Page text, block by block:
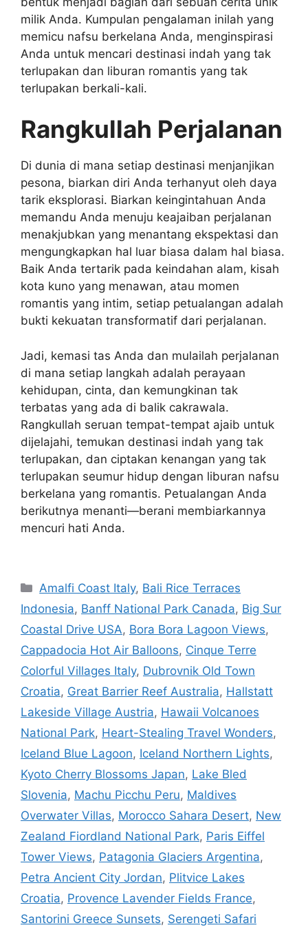
milik Anda. Kumpulan pengalaman inilah yang
memicu nafsu berkelana Anda, menginspirasi
Anda untuk mencari destinasi indah yang tak
terlupakan dan liburan romantis yang tak
terlupakan berkali-kali.
Rangkullah Perjalanan
Di dunia di mana setiap destinasi menjanjikan
pesona, biarkan diri Anda terhanyut oleh daya
tarik eksplorasi. Biarkan keingintahuan Anda
memandu Anda menuju keajaiban perjalanan
menakjubkan yang menantang ekspektasi dan
mengungkapkan hal luar biasa dalam hal biasa.
Baik Anda tertarik pada keindahan alam, kisah
kota kuno yang menawan, atau momen
romantis yang intim, setiap petualangan adalah
bukti kekuatan transformatif dari perjalanan.
Jadi, kemasi tas Anda dan mulailah perjalanan
di mana setiap langkah adalah perayaan
kehidupan, cinta, dan kemungkinan tak
terbatas yang ada di balik cakrawala.
Rangkullah seruan tempat-tempat ajaib untuk
dijelajahi, temukan destinasi indah yang tak
terlupakan, dan ciptakan kenangan yang tak
terlupakan seumur hidup dengan liburan nafsu
berkelana yang romantis. Petualangan Anda
berikutnya menanti—berani membiarkannya
mencuri hati Anda.
posCategories
Amalfi Coast Italy, Bali Rice Terraces
Indonesia, Banff National Park Canada, Big Sur
Coastal Drive USA, Bora Bora Lagoon Views,
Cappadocia Hot Air Balloons, Cinque Terre
Colorful Villages Italy, Dubrovnik Old Town
Croatia, Great Barrier Reef Australia, Hallstatt
Lakeside Village Austria, Hawaii Volcanoes
National Park, Heart-Stealing Travel Wonders,
Iceland Blue Lagoon, Iceland Northern Lights,
Kyoto Cherry Blossoms Japan, Lake Bled
Slovenia, Machu Picchu Peru, Maldives
Overwater Villas, Morocco Sahara Desert, New
Zealand Fiordland National Park, Paris Eiffel
Tower Views, Patagonia Glaciers Argentina,
Petra Ancient City Jordan, Plitvice Lakes
Croatia, Provence Lavender Fields France,
Santorini Greece Sunsets, Serengeti Safari